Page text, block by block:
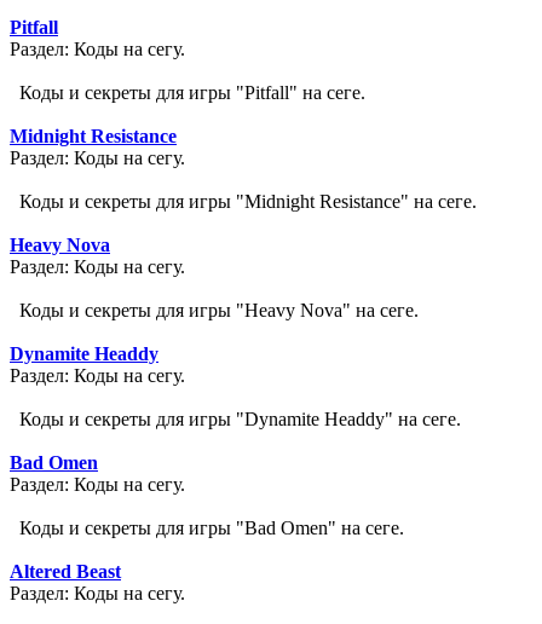
Pitfall
Раздел: Коды на сегу.
Коды и секреты для игры "Pitfall" на сеге.
Midnight Resistance
Раздел: Коды на сегу.
Коды и секреты для игры "Midnight Resistance" на сеге.
Heavy Nova
Раздел: Коды на сегу.
Коды и секреты для игры "Heavy Nova" на сеге.
Dynamite Headdy
Раздел: Коды на сегу.
Коды и секреты для игры "Dynamite Headdy" на сеге.
Bad Omen
Раздел: Коды на сегу.
Коды и секреты для игры "Bad Omen" на сеге.
Altered Beast
Раздел: Коды на сегу.